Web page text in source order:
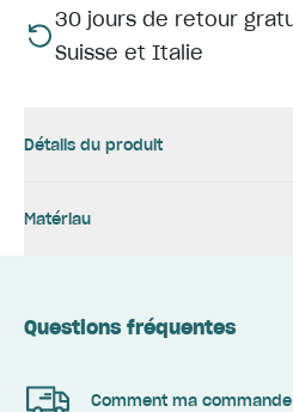
30 jours de retour
Suisse et Italie
Détails du produit
Matériau
Questions fréquentes
Comment ma